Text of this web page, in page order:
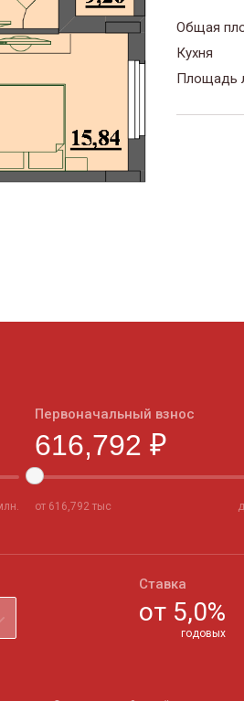
Общая
Кухня
Площадь
Первоначальный взнос
от 616,792 тыс
Ставка
от 5,0%
годовых